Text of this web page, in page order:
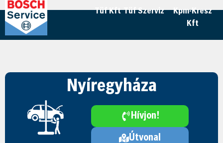
Tüf Kft Tüf Szerviz
Kpm-Kresz
Kft
Nyíregyháza
Hívjon!
Útvonal